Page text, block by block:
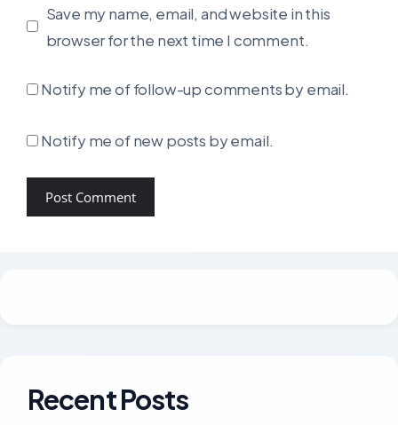
Save my name, email, and website in this
browser for the next time I comment.
Notify me of follow-up comments by email.
Notify me of new posts by email.
Recent Posts